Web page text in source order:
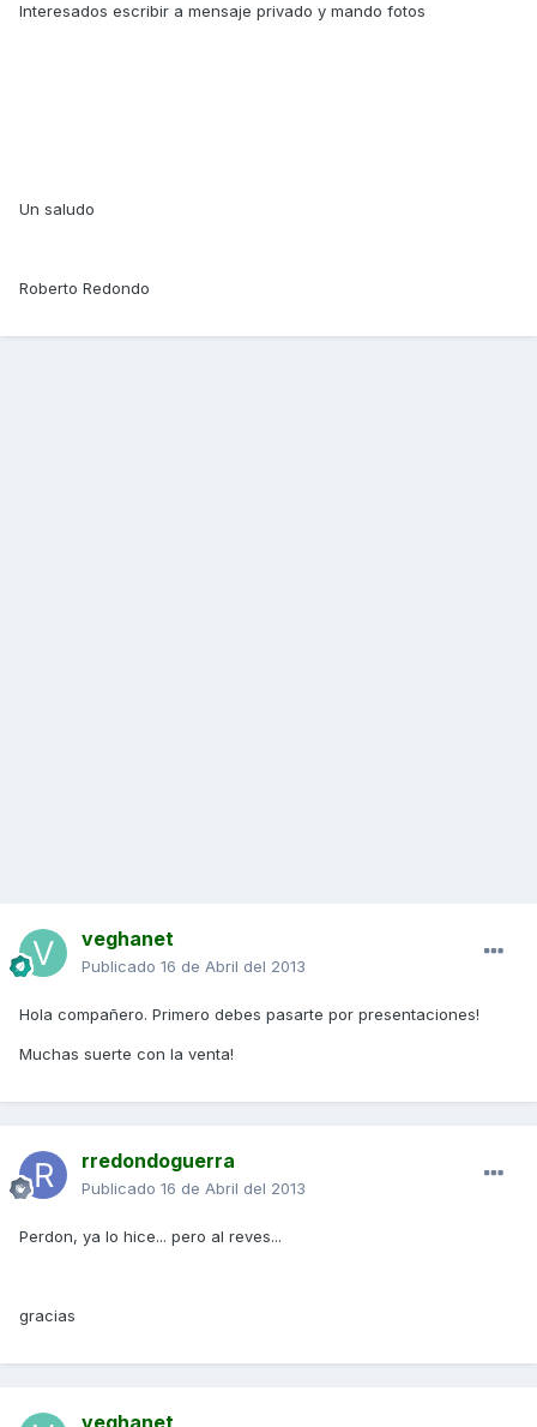
Interesados escribir a mensaje privado y mando fotos
Un saludo
Roberto Redondo
veghanet
Publicado 16 de Abril del 2013
Hola compañero. Primero debes pasarte por presentaciones!
Muchas suerte con la venta!
rredondoguerra
Publicado 16 de Abril del 2013
Perdon, ya lo hice... pero al reves...
gracias